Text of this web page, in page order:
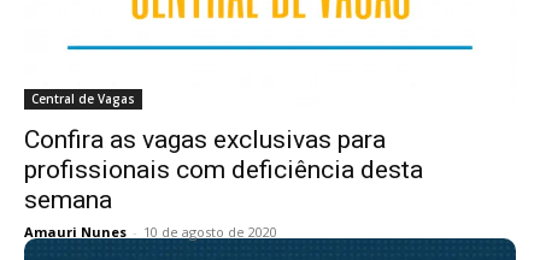
Central de Vagas
Confira as vagas exclusivas para
profissionais com deficiência desta
semana
Amauri Nunes - 10 de agosto de 2020